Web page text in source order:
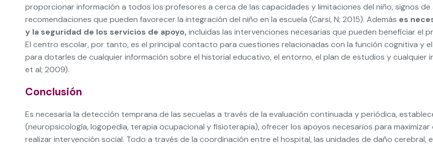
proporcionar información a todos los profesores a cerca de las capacidades y limitaciones del niño, signos
recomendaciones que pueden favorecer la integración del niño en la escuela (Carsi, N; 2015). Además es
y la seguridad de los servicios de apoyo, incluidas las intervenciones necesarias que pueden beneficiar el
El centro escolar, por tanto, es el principal contacto para cuestiones relacionadas con la función cognitiva y
para dotarles de cualquier información sobre el historial educativo, el entorno, el plan de estudios y cualquier
et al; 2009).
Conclusión
Es necesaria la detección temprana de las secuelas a través de la evaluación continuada y periódica,
(neuropsicología, logopedia, terapia ocupacional y fisioterapia), ofrecer los apoyos necesarios para
realizar intervención social. Todo a través de la coordinación entre el hospital, las unidades de daño cerebral,